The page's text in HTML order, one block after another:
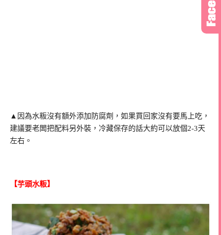
▲因為水粄沒有額外添加防腐劑，如果買回家沒有要馬上吃，
建議要老闆把配料另外裝，冷藏保存的話大約可以放個2-3天
左右。
【芋頭水粄】